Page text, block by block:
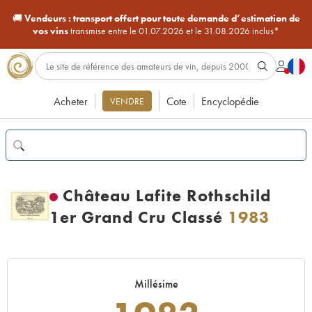
🚚Vendeurs : transport offert pour toute demande d’estimation de
vos vinstransmise entre le 01.07.2026 et le 31.08.2026 inclus*
Acheter VENDRE Cote Encyclopédie
Château Lafite Rothschild
1er Grand Cru Classé 1983
Millésime